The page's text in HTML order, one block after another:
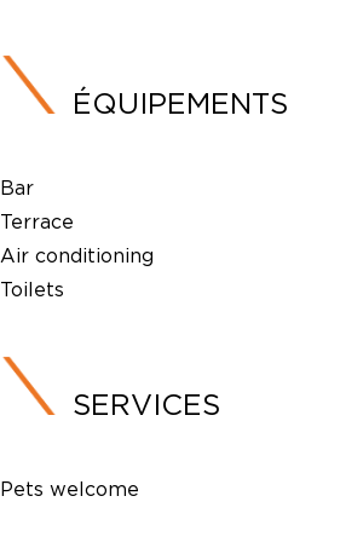
ÉQUIPEMENTS
Bar
Terrace
Air conditioning
Toilets
SERVICES
Pets welcome